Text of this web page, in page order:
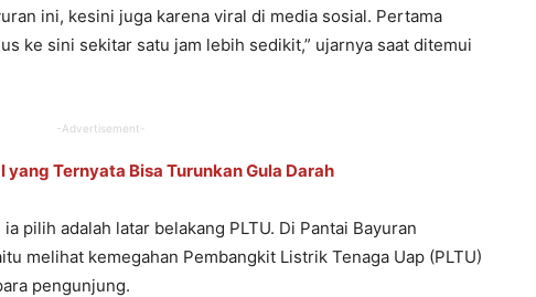
ini, kesini juga karena viral di media sosial. Pertama
ke sini sekitar satu jam lebih sedikit,” ujarnya saat ditemui
-Advertisement-
yang Ternyata Bisa Turunkan Gula Darah
pilih adalah latar belakang PLTU. Di Pantai Bayuran
melihat kemegahan Pembangkit Listrik Tenaga Uap (PLTU)
pengunjung.